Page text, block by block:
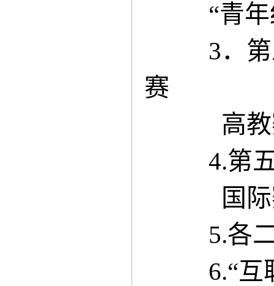
“青
3．
赛
高
4.第
国
5.各
6.“